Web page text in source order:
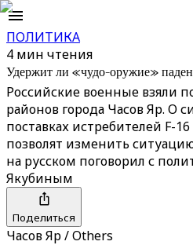
ПОЛИТИКА
4 мин чтения
Удержит ли «чудо-оружие»
Российские военные взяли
районов города Часов Яр. О
поставках истребителей F-
позволят изменить
на русском поговорил с
Якубиным
Поделиться
Часов Яр / Others